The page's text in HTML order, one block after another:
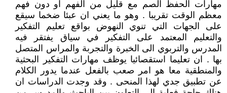
مهارات الحفظ الصم مع قليل من الفهم او دون فهم
معظم الوقت تقريبا . وهو ما يعني ان عبئا ضخما سيقع
على الجهات التي تنوي النهوض بواقع تعليم التفكير
والتعليم المعتمد على التفكير في سياق يفتقر فيه
المدرس والتربوي الى الخبرة والتجربة والمراس المتصل
بها . ان تعليما استقصائيا يوظف مهارات التفكير البحثية
والمنطقية معا هو امر صعب بالفعل عندما يدور الكلام
عن تطبيق جدي لهذا المنحى . وقد وجدت الدراسات ان